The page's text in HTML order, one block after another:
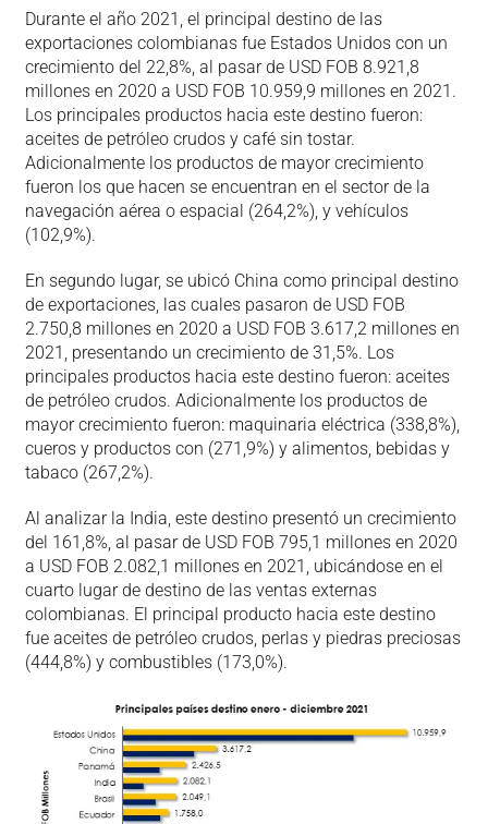
Durante el año 2021, el principal destino de las
exportaciones colombianas fue Estados Unidos con un
crecimiento del 22,8%, al pasar de USD FOB 8.921,8
millones en 2020 a USD FOB 10.959,9 millones en 2021.
Los principales productos hacia este destino fueron:
aceites de petróleo crudos y café sin tostar.
Adicionalmente los productos de mayor crecimiento
fueron los que hacen se encuentran en el sector de la
navegación aérea o espacial (264,2%), y vehículos
(102,9%).
En segundo lugar, se ubicó China como principal destino
de exportaciones, las cuales pasaron de USD FOB
2.750,8 millones en 2020 a USD FOB 3.617,2 millones en
2021, presentando un crecimiento de 31,5%. Los
principales productos hacia este destino fueron: aceites
de petróleo crudos. Adicionalmente los productos de
mayor crecimiento fueron: maquinaria eléctrica (338,8%),
cueros y productos con (271,9%) y alimentos, bebidas y
tabaco (267,2%).
Al analizar la India, este destino presentó un crecimiento
del 161,8%, al pasar de USD FOB 795,1 millones en 2020
a USD FOB 2.082,1 millones en 2021, ubicándose en el
cuarto lugar de destino de las ventas externas
colombianas. El principal producto hacia este destino
fue aceites de petróleo crudos, perlas y piedras preciosas
(444,8%) y combustibles (173,0%).